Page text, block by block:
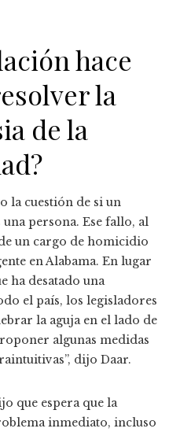
hace
la
de la
la cuestión de si un
persona. Ese fallo, al
un cargo de homicidio
en Alabama. En lugar
ha desatado una
el país, los legisladores
la aguja en el lado de
algunas medidas
dijo Daar.
que espera que la
inmediato, incluso